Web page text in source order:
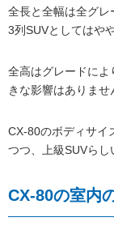
全長と全幅は全グレ
3列SUVとしてはや
全高はグレードに
きな影響はありませ
CX-80のボディサイ
つつ、上級SUVらし
CX-80の室内